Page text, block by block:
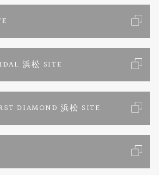
ー
リー 浜松 SITE
DIAMOND 浜松 SITE